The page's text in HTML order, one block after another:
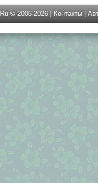
© 2006-2026 | Контакты |